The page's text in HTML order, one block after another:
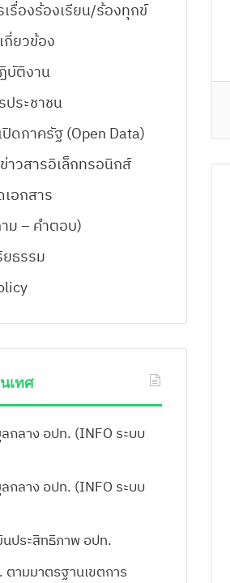
เรื่องร้องเรียน/ร้องทุกข์
กี่ยวข้อง
บัติงาน
ประชาชน
ดภาครัฐ (Open Data)
าวสารอิเล็กทรอนิกส์
อกสาร
ม – คําตอบ)
ยธรรม
เทศ
กลาง อปท. (INFO ระบบ
กลาง อปท. (INFO ระบบ
นประสิทธิภาพ อปท.
ตามมาตรฐานเขตการ